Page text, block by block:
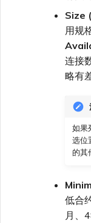
Size
用规
连接
略有
如果
选位
的其
低合
月、